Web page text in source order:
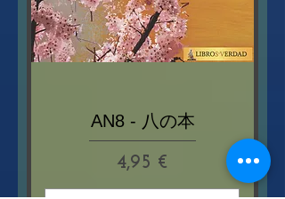
AN8 - 八の本
Prix
4,95 €